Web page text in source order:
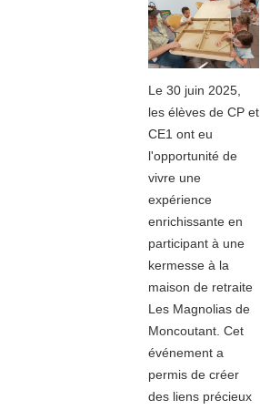
Le 30 juin 2025,
les élèves de CP et
CE1 ont eu
l'opportunité de
vivre une
expérience
enrichissante en
participant à une
kermesse à la
maison de retraite
Les Magnolias de
Moncoutant. Cet
événement a
permis de créer
des liens précieux